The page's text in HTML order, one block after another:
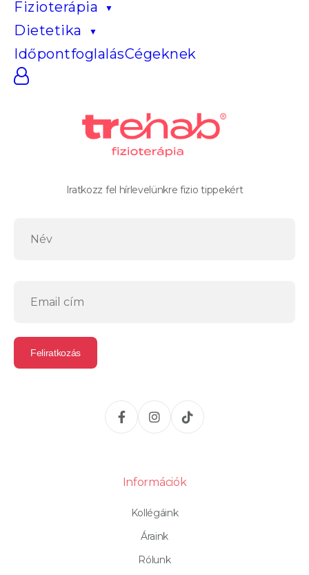
Fizioterápia
Dietetika
IdőpontfoglalásCégeknek
Iratkozz fel hírlevelünkre fizio tippekért
Információk
Kollégáink
Áraink
Rólunk